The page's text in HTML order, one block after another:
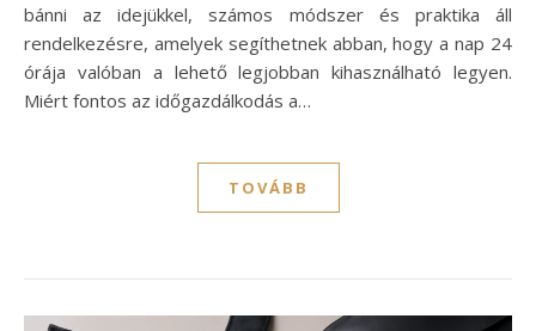
bánni az idejükkel, számos módszer és praktika áll
rendelkezésre, amelyek segíthetnek abban, hogy a nap 24
órája valóban a lehető legjobban kihasználható legyen.
Miért fontos az időgazdálkodás a…
TOVÁBB